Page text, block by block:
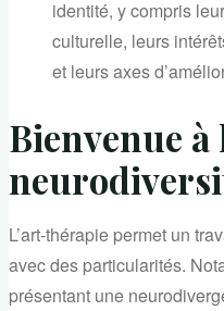
identité, y compris
culturelle, leurs
et leurs axes
Bienvenue à
L’art-thérapie permet un
avec des particularités.
présentant une